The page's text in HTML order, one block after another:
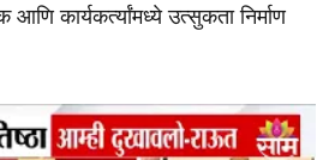
कार्यकर्त्यांमध्ये उत्सुकता निर्माण